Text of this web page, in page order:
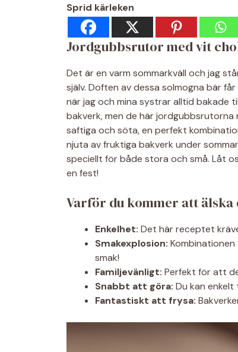
Sprid kärleken
Jordgubbsrutor med vit
Det är en varm sommarkväll och jag
själv. Doften av dessa solmogna bär
när jag och mina systrar alltid bakade
bakverk, men de här
saftiga och söta, en perfekt
njuta av fruktiga bakverk under
speciellt för både stora och små. Låt
en fest!
Varför du kommer att
Enkelhet: Det här receptet
Smakexplosion:
smak!
Familjevänligt: Perfekt för att
Snabbt att göra: Du kan
Fantastiskt att frysa: